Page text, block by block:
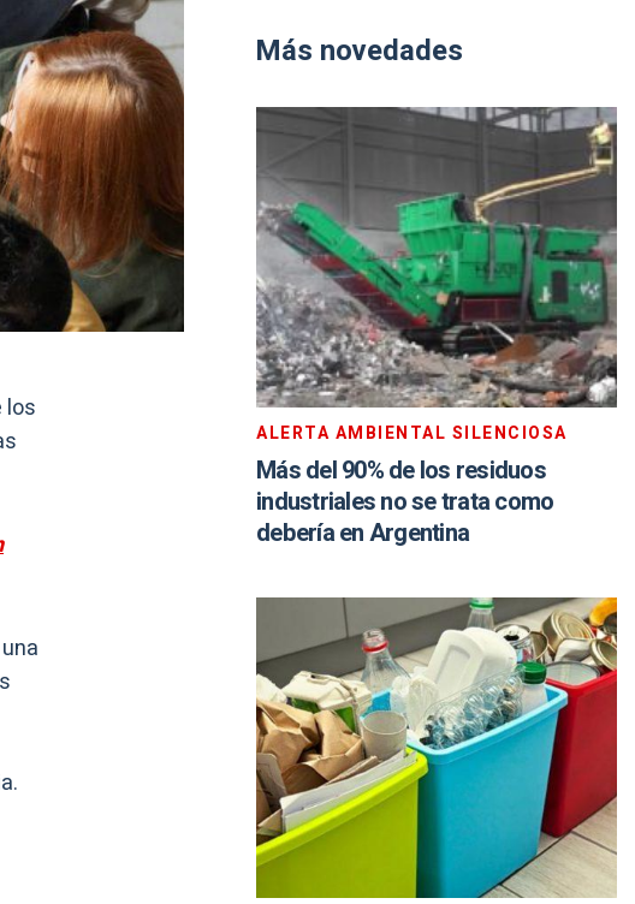
los
Más novedades
ALERTA AMBIENTAL SILENCIOSA
Más del 90% de los residuos
industriales no se trata como
debería en Argentina